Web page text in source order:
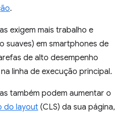
.
exigem mais trabalho e
suaves) em smartphones de
de alto desempenho
linha de execução principal.
também podem aumentar o
do layout (CLS) da sua página,